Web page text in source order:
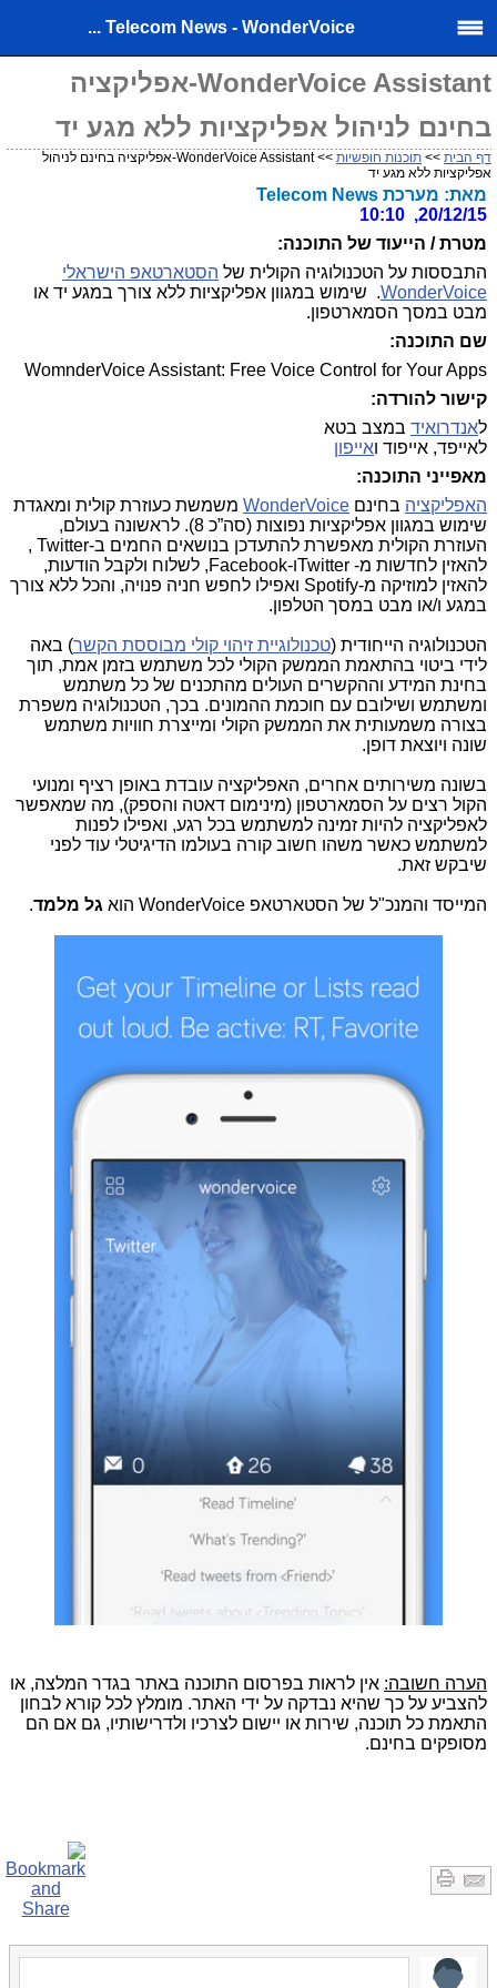
Telecom News - WonderVoice ...
WonderVoice Assistant-אפליקציה
בחינם לניהול אפליקציות ללא מגע יד
דף הבית >> תוכנות חופשיות
>> WonderVoice Assistant-אפליקציה בחינם לניהול
אפליקציות ללא מגע יד
מאת: מערכת Telecom News
20/12/15, 10:10
מטרת / הייעוד של התוכנה:
התבססות על הטכנולוגיה הקולית של הסטארטאפ הישראלי
WonderVoice. שימוש במגוון אפליקציות ללא צורך במגע יד או
מבט במסך הסמארטפון.
שם התוכנה:
WomnderVoice Assistant: Free Voice Control for Your Apps
קישור להורדה:
לאנדרואיד במצב בטא
לאייפד, אייפוד ואייפון
מאפייני התוכנה:
האפליקציה בחינם WonderVoice משמשת כעוזרת קולית ומאגדת
שימוש במגוון אפליקציות נפוצות (סה”כ 8). לראשונה בעולם,
העוזרת הקולית מאפשרת להתעדכן בנושאים החמים ב-Twitter
,
להאזין לחדשות מ- Twitterו-Facebook, לשלוח ולקבל הודעות,
להאזין למוזיקה מ-Spotify ואפילו לחפש חניה פנויה, והכל ללא צורך
במגע ו/או מבט במסך הטלפון.
הטכנולוגיה הייחודית (טכנולוגיית זיהוי קולי מבוססת הקשר) באה
לידי ביטוי בהתאמת הממשק הקולי לכל משתמש בזמן אמת, תוך
בחינת המידע וההקשרים העולים מהתכנים של כל משתמש
ומשתמש ושילובם עם חוכמת ההמונים. בכך, הטכנולוגיה משפרת
בצורה משמעותית את הממשק הקולי ומייצרת חוויות משתמש
שונה ויוצאת דופן.
בשונה משירותים אחרים, האפליקציה עובדת באופן רציף ומנועי
הקול רצים על הסמארטפון (מינימום דאטה והספק), מה שמאפשר
לאפליקציה להיות זמינה למשתמש בכל רגע, ואפילו לפנות
למשתמש כאשר משהו חשוב קורה בעולמו הדיגיטלי עוד לפני
שיבקש זאת.
המייסד והמנכ"ל של הסטארטאפ WonderVoice הוא גל מלמד.
הערה חשובה: אין לראות בפרסום התוכנה באתר בגדר המלצה, או
להצביע על כך שהיא נבדקה על ידי האתר. מומלץ לכל קורא לבחון
התאמת כל תוכנה, שירות או יישום לצרכיו ולדרישותיו, גם אם הם
מסופקים בחינם.